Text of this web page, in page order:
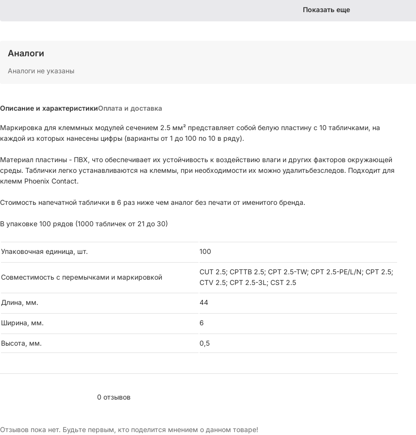
Показать еще
Аналоги
Аналоги не указаны
Описание и характеристикиОплата и доставка
Маркировка для клеммных модулей сечением 2.5 мм² представляет собой белую пластину с 10 табличками, на
каждой из которых нанесены цифры (варианты от 1 до 100 по 10 в ряду).
Материал пластины - ПВХ, что обеспечивает их устойчивость к воздействию влаги и других факторов окружающей
среды. Таблички легко устанавливаются на клеммы, при необходимости их можно удалитьбезследов. Подходит для
клемм Phoenix Contact.
Стоимость напечатной таблички в 6 раз ниже чем аналог без печати от именитого бренда.
В упаковке 100 рядов (1000 табличек от 21 до 30)
Упаковочная единица, шт. 100
Совместимость с перемычками и маркировкой
CUT 2.5; CPTTB 2.5; CPT 2.5-TW; CPT 2.5-PE/L/N; CPT 2.5;
CTV 2.5; CPT 2.5-3L; CST 2.5
Длина, мм. 44
Ширина, мм. 6
Высота, мм. 0,5
0 отзывов
Отзывов пока нет. Будьте первым, кто поделится мнением о данном товаре!